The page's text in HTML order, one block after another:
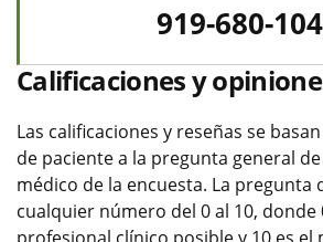
919-680-
Calificaciones y
Las calificaciones y reseñas se
de paciente a la pregunta general
médico de la encuesta. La pregunta
cualquier número del 0 al 10, donde